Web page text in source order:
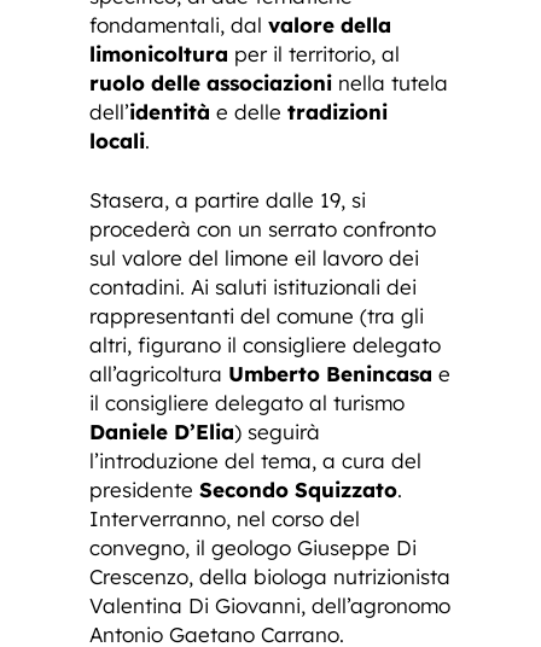
fondamentali, dal valore della
limonicoltura per il territorio, al
ruolo delle associazioni nella tutela
dell’identità e delle tradizioni
locali.
Stasera, a partire dalle 19, si
procederà con un serrato confronto
sul valore del limone eil lavoro dei
contadini. Ai saluti istituzionali dei
rappresentanti del comune (tra gli
altri, figurano il consigliere delegato
all’agricoltura Umberto Benincasa e
il consigliere delegato al turismo
Daniele D’Elia) seguirà
l’introduzione del tema, a cura del
presidente Secondo Squizzato.
Interverranno, nel corso del
convegno, il geologo Giuseppe Di
Crescenzo, della biologa nutrizionista
Valentina Di Giovanni, dell’agronomo
Antonio Gaetano Carrano.